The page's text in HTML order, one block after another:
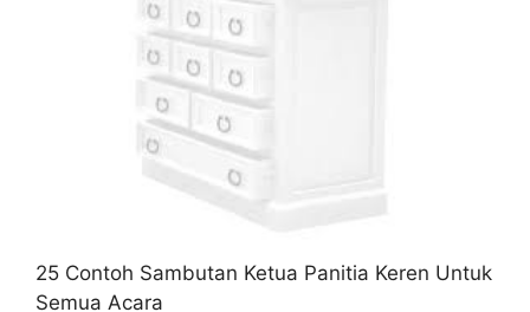
25 Contoh Sambutan Ketua Panitia Keren Untuk
Semua Acara